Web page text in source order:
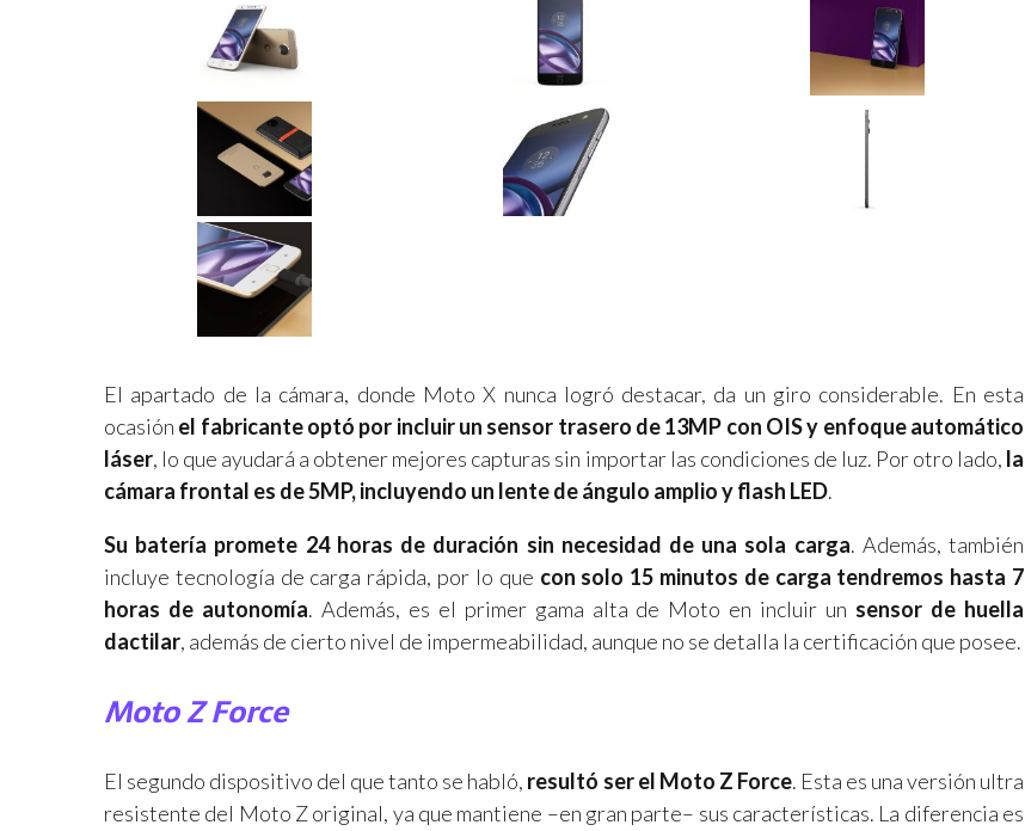
El apartado de la cámara, donde Moto X nunca logró destacar, da un giro considerable. En esta
ocasión el fabricante optó por incluir un sensor trasero de 13MP con OIS y enfoque automático
láser, lo que ayudará a obtener mejores capturas sin importar las condiciones de luz. Por otro lado, la
cámara frontal es de 5MP, incluyendo un lente de ángulo amplio y flash LED.
Su batería promete 24 horas de duración sin necesidad de una sola carga. Además, también
incluye tecnología de carga rápida, por lo que con solo 15 minutos de carga tendremos hasta 7
horas de autonomía. Además, es el primer gama alta de Moto en incluir un sensor de huella
dactilar, además de cierto nivel de impermeabilidad, aunque no se detalla la certificación que posee.
Moto Z Force
El segundo dispositivo del que tanto se habló, resultó ser el Moto Z Force. Esta es una versión ultra
resistente del Moto Z original, ya que mantiene –en gran parte– sus características. La diferencia es